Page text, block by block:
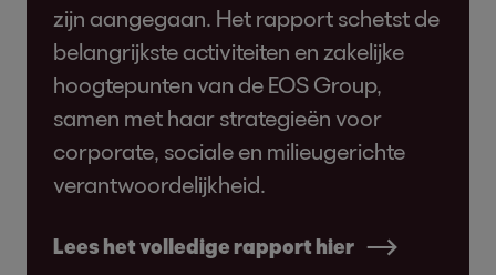
zijn aangegaan. Het rapport schetst de
belangrijkste activiteiten en zakelijke
hoogtepunten van de EOS Group,
samen met haar strategieën voor
corporate, sociale en milieugerichte
verantwoordelijkheid.
Lees het volledige rapport hier